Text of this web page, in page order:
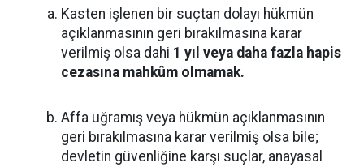
Kasten işlenen bir suçtan dolayı hükmün
açıklanmasının geri bırakılmasına karar
verilmiş olsa dahi 1 yıl veya daha fazla hapis
cezasına mahkûm olmamak.
Affa uğramış veya hükmün açıklanmasının
geri bırakılmasına karar verilmiş olsa bile;
devletin güvenliğine karşı suçlar, anayasal